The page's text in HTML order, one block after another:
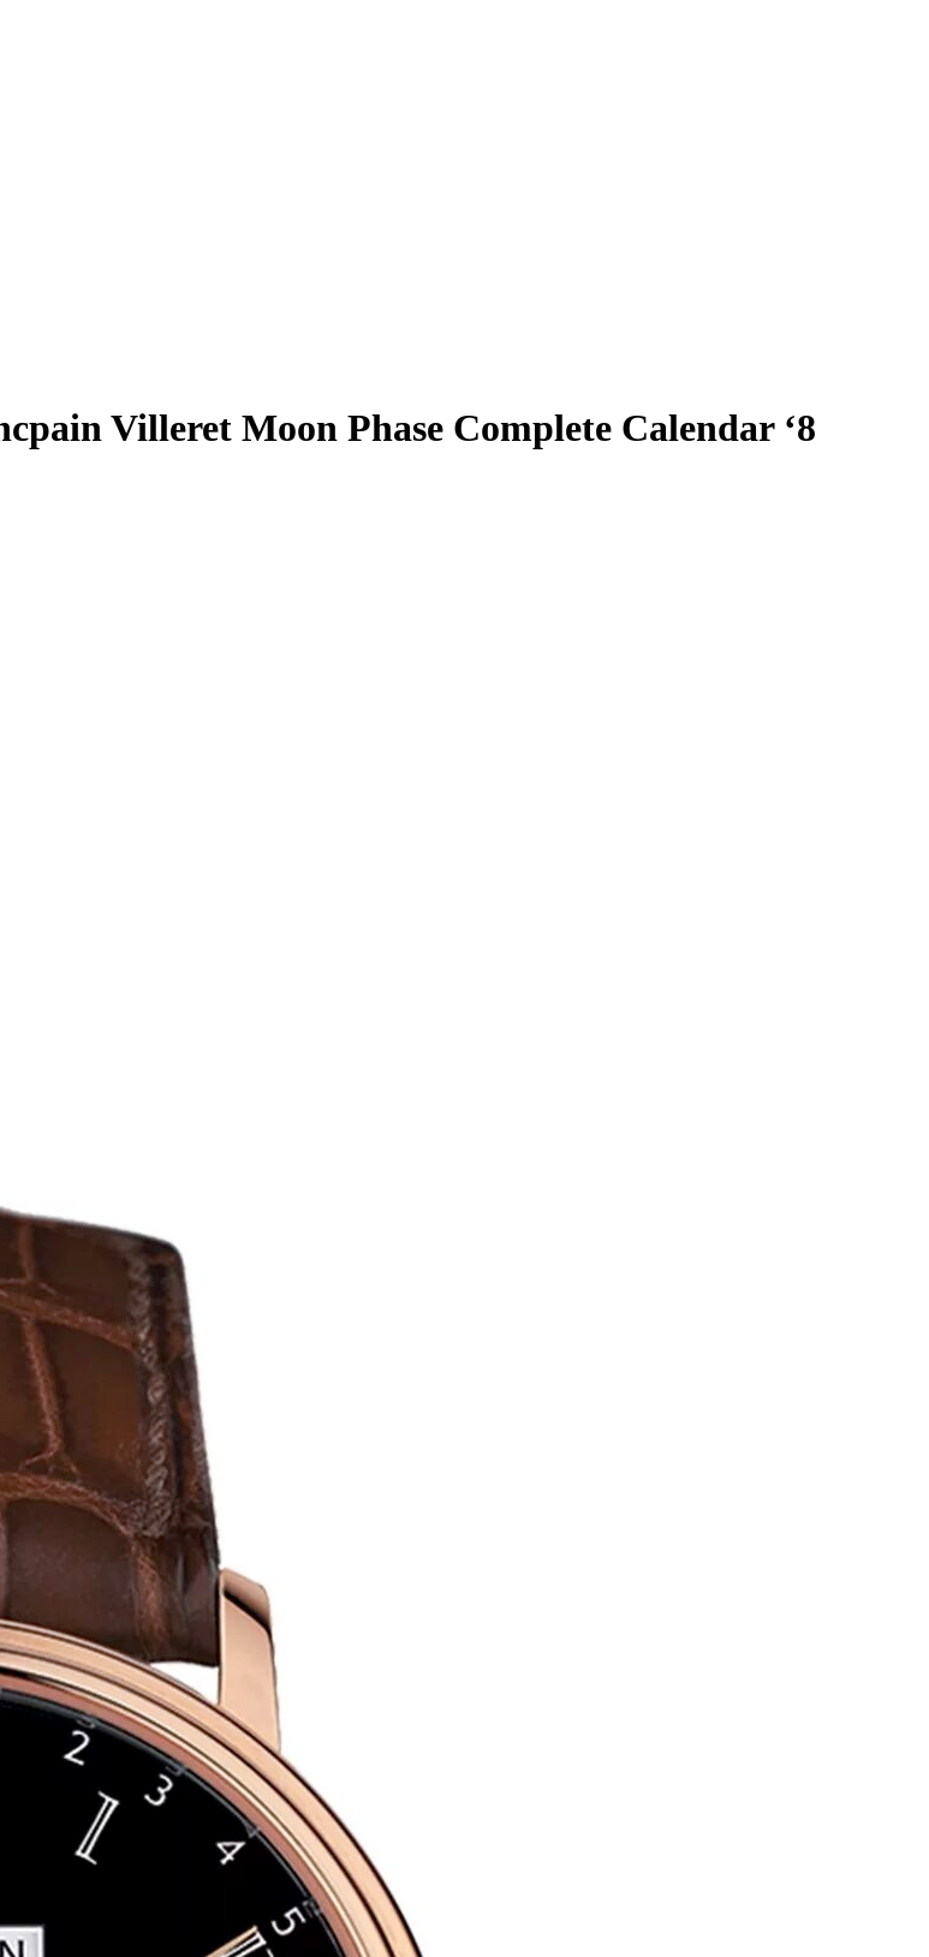
Villeret Moon Phase Complete Calendar ‘8